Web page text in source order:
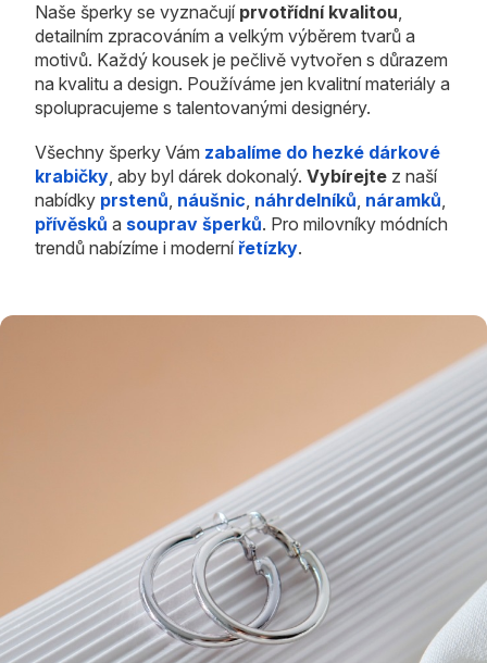
Naše šperky se vyznačují prvotřídní kvalitou,
detailním zpracováním a velkým výběrem tvarů a
motivů. Každý kousek je pečlivě vytvořen s důrazem
na kvalitu a design. Používáme jen kvalitní materiály a
spolupracujeme s talentovanými designéry.
Všechny šperky Vám zabalíme do hezké dárkové
krabičky, aby byl dárek dokonalý. Vybírejte z naší
nabídky prstenů, náušnic, náhrdelníků, náramků,
přívěsků a souprav šperků. Pro milovníky módních
trendů nabízíme i modernířetízky.